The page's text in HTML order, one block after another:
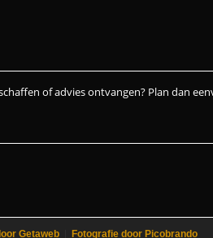
of advies ontvangen? Plan dan
Getaweb Fotografie door Picobrando